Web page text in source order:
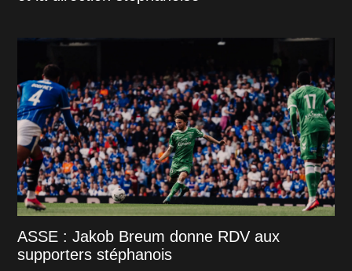
ASSE : Jakob Breum donne RDV aux
supporters stéphanois